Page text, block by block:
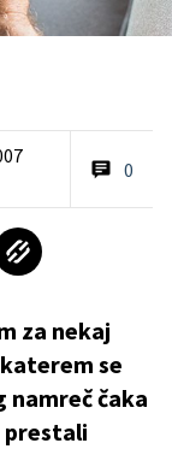
0
za nekaj
se
namreč čaka
prestali